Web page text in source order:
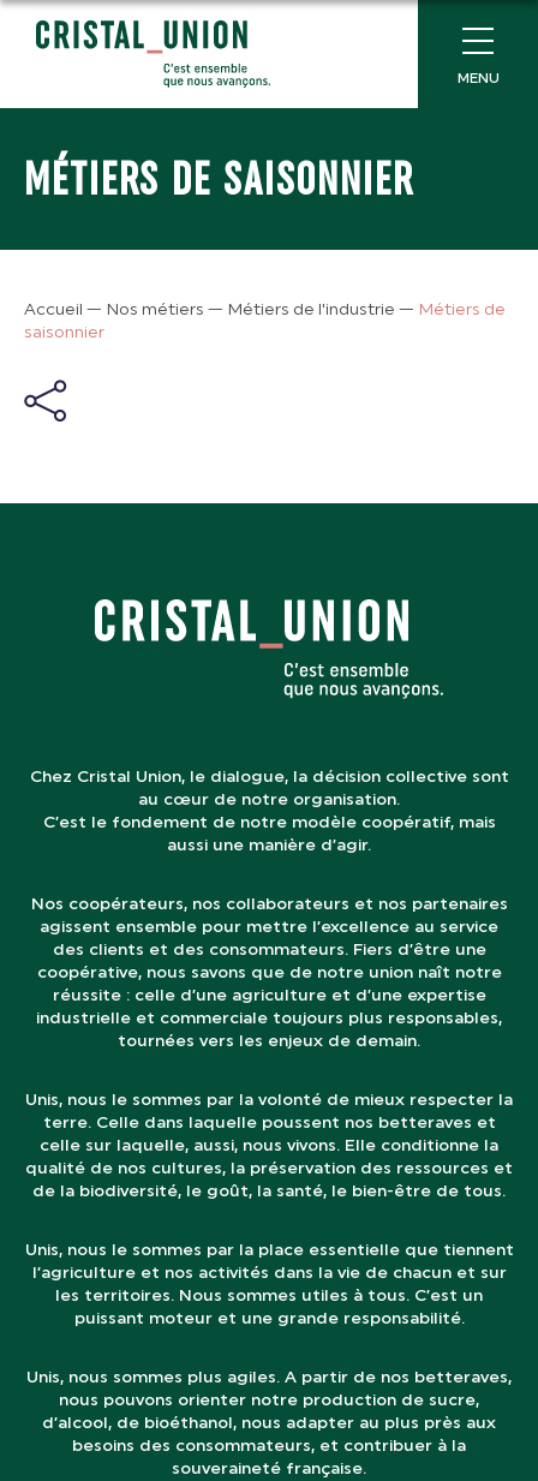
MENU
MÉTIERS DE SAISONNIER
Accueil — Nos métiers — Métiers de l'industrie — Métiers de
saisonnier
Chez Cristal Union, le dialogue, la décision collective sont
au cœur de notre organisation.
C’est le fondement de notre modèle coopératif, mais
aussi une manière d’agir.
Nos coopérateurs, nos collaborateurs et nos partenaires
agissent ensemble pour mettre l’excellence au service
des clients et des consommateurs. Fiers d’être une
coopérative, nous savons que de notre union naît notre
réussite : celle d’une agriculture et d’une expertise
industrielle et commerciale toujours plus responsables,
tournées vers les enjeux de demain.
Unis, nous le sommes par la volonté de mieux respecter la
terre. Celle dans laquelle poussent nos betteraves et
celle sur laquelle, aussi, nous vivons. Elle conditionne la
qualité de nos cultures, la préservation des ressources et
de la biodiversité, le goût, la santé, le bien-être de tous.
Unis, nous le sommes par la place essentielle que tiennent
l’agriculture et nos activités dans la vie de chacun et sur
les territoires. Nous sommes utiles à tous. C’est un
puissant moteur et une grande responsabilité.
Unis, nous sommes plus agiles. A partir de nos betteraves,
nous pouvons orienter notre production de sucre,
d’alcool, de bioéthanol, nous adapter au plus près aux
besoins des consommateurs, et contribuer à la
souveraineté française.